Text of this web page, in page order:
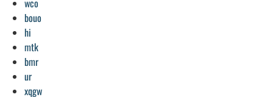
wco
bouo
hi
mtk
bmr
ur
xqgw